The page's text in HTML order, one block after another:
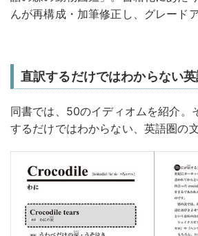
んが再構成・加筆修正し、グレード
直訳するだけではわからない
同書では、50のイディオムを紹介。
するだけではわからない、英語圏の